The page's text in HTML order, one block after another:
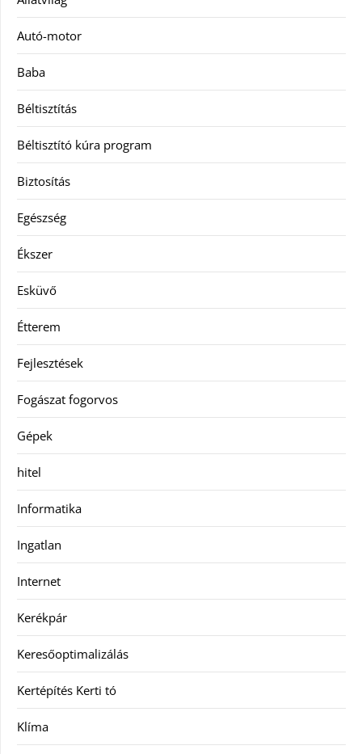
Autó-motor
Baba
Béltisztítás
Béltisztító kúra program
Biztosítás
Egészség
Ékszer
Esküvő
Étterem
Fejlesztések
Fogászat fogorvos
Gépek
hitel
Informatika
Ingatlan
Internet
Kerékpár
Keresőoptimalizálás
Kertépítés Kerti tó
Klíma